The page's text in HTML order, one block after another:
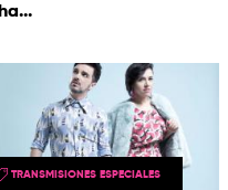
ha...
TRANSMISIONES ESPECIALES